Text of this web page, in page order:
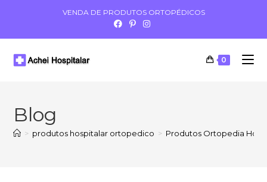
VENDA DE PRODUTOS ORTOPÉDICOS
0
Blog
> produtos hospitalar ortopedico > Produtos Ortopedia